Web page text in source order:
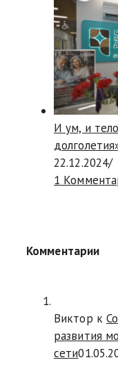
И ум, и
22.12.2024/
1
Комментарии
Виктор к
развития
сети